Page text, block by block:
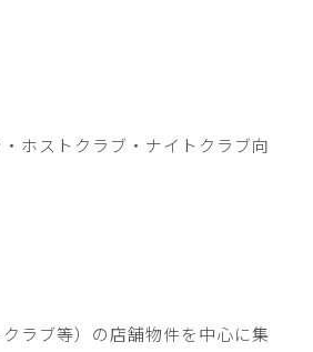
ホストクラブ・ナイトクラブ向
ラブ等）の店舗物件を中心に集